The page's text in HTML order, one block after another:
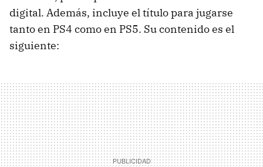
digital. Además, incluye el título para jugarse
tanto en PS4 como en PS5. Su contenido es el
siguiente: